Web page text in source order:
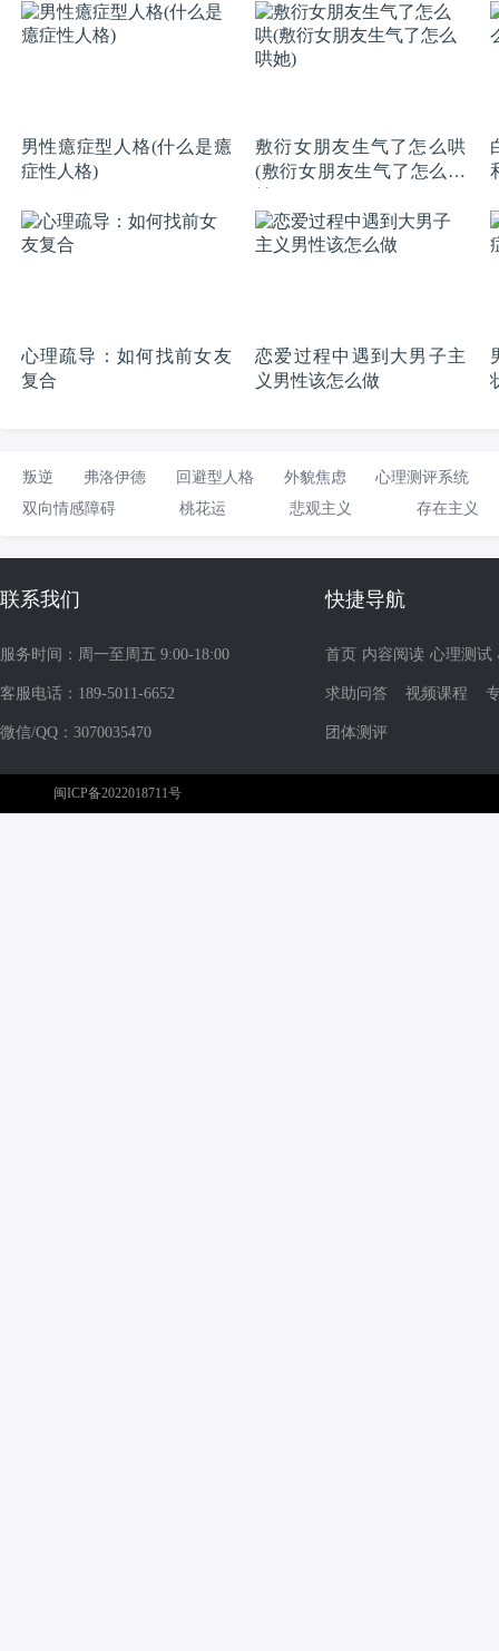
男性癔症型人格(什么是癔
症性人格)
敷衍女朋友生气了怎么哄
(敷衍女朋友生气了怎么哄
心理疏导：如何找前女友
复合
恋爱过程中遇到大男子主
义男性该怎么做
叛逆 弗洛伊德 回避型人格 外貌焦虑
心理测评系统
双向情感障碍
桃花运 悲观主义 存在主义
联系我们
服务时间：周一至周五 9:00-18:00
客服电话：189-5011-6652
微信/QQ：3070035470
快捷导航
首页 内容阅读 心理测试
求助问答 视频课程
团体测评
闽ICP备2022018711号